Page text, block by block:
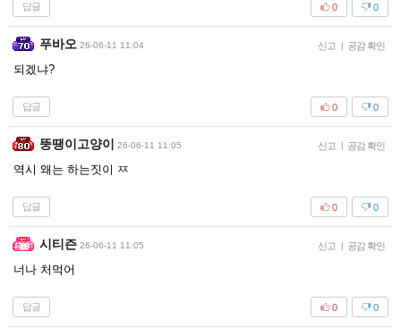
답글 0
0
푸바오 26-06-11 11:04 신고 | 공감 확인
되겠냐?
답글 0
0
뚱땡이고양이 26-06-11 11:05 신고 | 공감 확인
역시 왜는 하는짓이 ㅉ
답글 0
0
시티즌 26-06-11 11:05 신고 | 공감 확인
너나 처먹어
답글 0
0